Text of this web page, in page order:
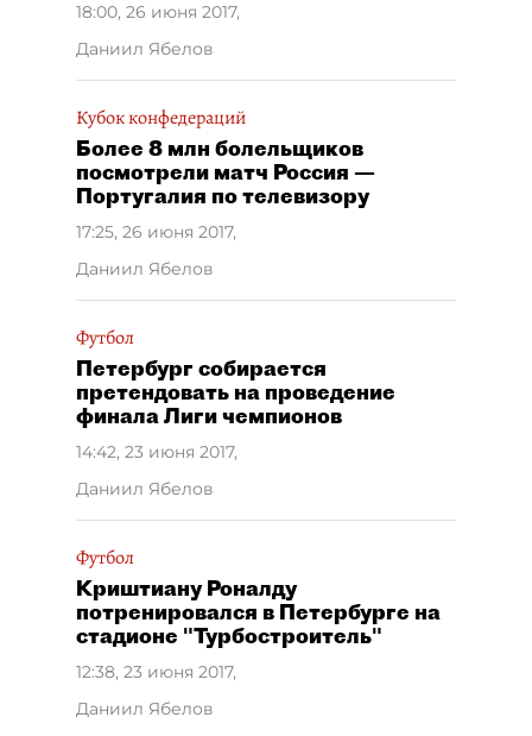
18:00, 26 июня 2017,
Даниил Ябелов
Кубок конфедераций
Более 8 млн болельщиков
посмотрели матч Россия —
Португалия по телевизору
17:25, 26 июня 2017,
Даниил Ябелов
Футбол
Петербург собирается
претендовать на проведение
финала Лиги чемпионов
14:42, 23 июня 2017,
Даниил Ябелов
Футбол
Криштиану Роналду
потренировался в Петербурге на
стадионе "Турбостроитель"
12:38, 23 июня 2017,
Даниил Ябелов